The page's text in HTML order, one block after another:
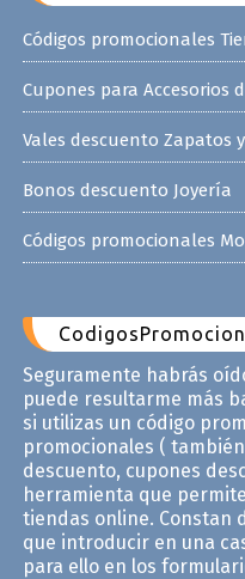
Códigos promocionales
Cupones para Accesorios
Vales descuento Zapatos
Bonos descuento Joyería
Códigos promocionales
Seguramente habrás
puede resultarme más
si utilizas un código
promocionales (
descuento, cupones
herramienta que
tiendas online. Constan
que introducir en una
para ello en los